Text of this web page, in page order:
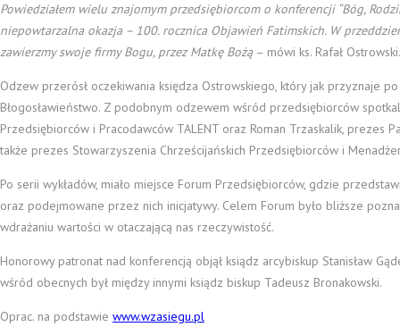
Powiedziałem wielu znajomym przedsiębiorcom o konferencji “Bóg,
niepowtarzalna okazja – 100. rocznica Objawień Fatimskich. W
zawierzmy swoje firmy Bogu, przez Matkę Bożą– mówi ks. Rafał Ostrowski.
Odzew przerósł oczekiwania księdza Ostrowskiego, który jak przyznaje
Błogosławieństwo. Z podobnym odzewem wśród przedsiębiorców
Przedsiębiorców i Pracodawców TALENT oraz Roman Trzaskalik, prezes
także prezes Stowarzyszenia Chrześcijańskich Przedsiębiorców i
Po serii wykładów, miało miejsce Forum Przedsiębiorców, gdzie
oraz podejmowane przez nich inicjatywy. Celem Forum było bliższe
wdrażaniu wartości w otaczającą nas rzeczywistość.
Honorowy patronat nad konferencją objął ksiądz arcybiskup Stanisław
wśród obecnych był między innymi ksiądz biskup Tadeusz Bronakowski.
Oprac. na podstawie www.wzasiegu.pl